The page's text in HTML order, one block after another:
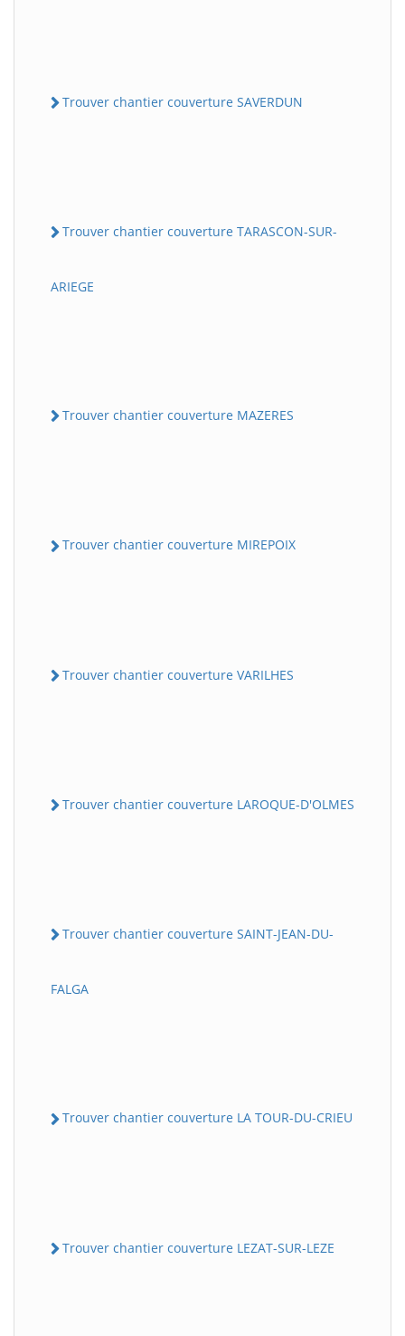
Trouver chantier couverture SAVERDUN
Trouver chantier couverture TARASCON-SUR-
ARIEGE
Trouver chantier couverture MAZERES
Trouver chantier couverture MIREPOIX
Trouver chantier couverture VARILHES
Trouver chantier couverture LAROQUE-D'OLMES
Trouver chantier couverture SAINT-JEAN-DU-
FALGA
Trouver chantier couverture LA TOUR-DU-CRIEU
Trouver chantier couverture LEZAT-SUR-LEZE